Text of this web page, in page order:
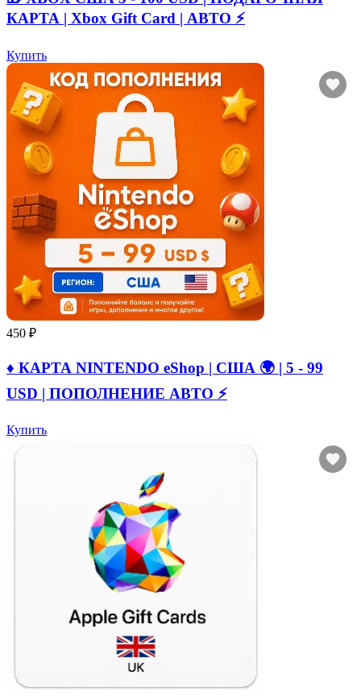
КАРТА | Xbox Gift Card | АВТО ⚡
Купить
450 ₽
♦️ КАРТА NINTENDO eShop | США 🌍 | 5 - 99
USD | ПОПОЛНЕНИЕ АВТО ⚡
Купить